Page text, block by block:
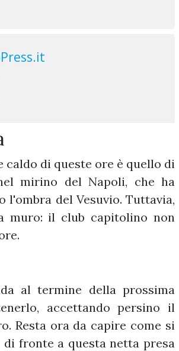
di queste ore è quello di
mirino del Napoli, che ha
del Vesuvio. Tuttavia,
muro: il club capitolino non
al termine della prossima
accettando persino il
Resta ora da capire come si
fronte a questa netta presa